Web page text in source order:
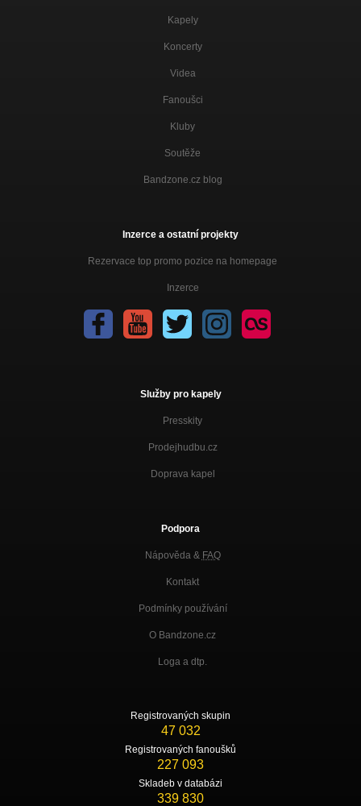
Kapely
Koncerty
Videa
Fanoušci
Kluby
Soutěže
Bandzone.cz blog
Inzerce a ostatní projekty
Rezervace top promo pozice na homepage
Inzerce
Služby pro kapely
Presskity
Prodejhudbu.cz
Doprava kapel
Podpora
Nápověda & FAQ
Kontakt
Podmínky používání
O Bandzone.cz
Loga a dtp.
Registrovaných skupin
47 032
Registrovaných fanoušků
227 093
Skladeb v databázi
339 830